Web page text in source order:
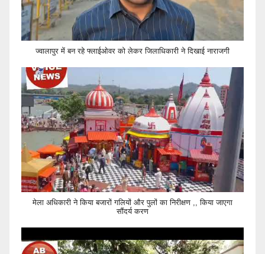
ज्वालापुर में बन रहे फ्लाईओवर को लेकर जिलाधिकारी ने दिखाई नाराजगी
मेला अधिकारी ने किया बजारों गलियों और पुलों का निरीक्षण ,, किया जाएगा
सौंदर्य करण